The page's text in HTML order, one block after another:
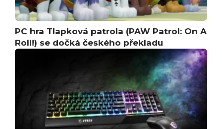
PC hra Tlapková patrola (PAW Patrol: On A
Roll!) se dočká českého překladu